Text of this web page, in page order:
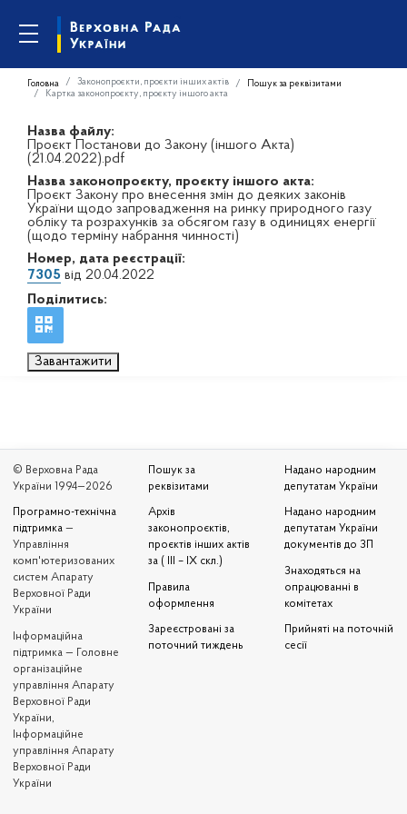
Головна Законопроєкти, проєкти інших актів
Пошук за реквізитами
Картка законопроєкту, проєкту іншого акта
Назва файлу:
Проєкт Постанови до Закону (іншого Акта)
(21.04.2022).pdf
Назва законопроєкту, проєкту іншого акта:
Проєкт Закону про внесення змін до деяких законів
України щодо запровадження на ринку природного газу
обліку та розрахунків за обсягом газу в одиницях енергії
(щодо терміну набрання чинності)
Номер, дата реєстрації:
7305 від 20.04.2022
Поділитись:
Завантажити
© Верховна Рада
України 1994—2026
Програмно-технічна
підтримка —
Управління
комп'ютеризованих
систем Апарату
Верховної Ради
України
Iнформаційна
підтримка — Головне
організаційне
управління Апарату
Верховної Ради
України,
Інформаційне
управління Апарату
Верховної Ради
України
Пошук за
реквізитами
Архів
законопроєктів,
проєктів інших актів
за ( III – IX скл.)
Правила
оформлення
Зареєстровані за
поточний тиждень
Надано народним
депутатам України
Надано народним
депутатам України
документів до ЗП
Знаходяться на
опрацюванні в
комітетах
Прийняті на поточній
сесії